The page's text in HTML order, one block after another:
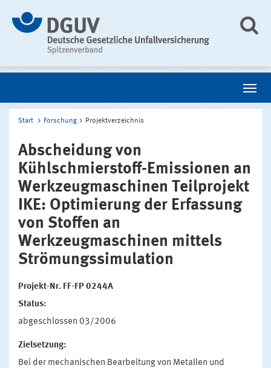
Start Forschung Projektverzeichnis
Abscheidung von
Kühlschmierstoff-Emissionen an
Werkzeugmaschinen Teilprojekt
IKE: Optimierung der Erfassung
von Stoffen an
Werkzeugmaschinen mittels
Strömungssimulation
Projekt-Nr. FF-FP 0244A
Status:
abgeschlossen 03/2006
Zielsetzung:
Bei der mechanischen Bearbeitung von Metallen und